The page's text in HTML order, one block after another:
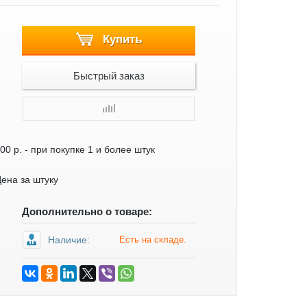
Купить
Быстрый заказ
р. - при покупке 1 и более штук
за штуку
Дополнительно о товаре:
Наличие: Есть на складе.